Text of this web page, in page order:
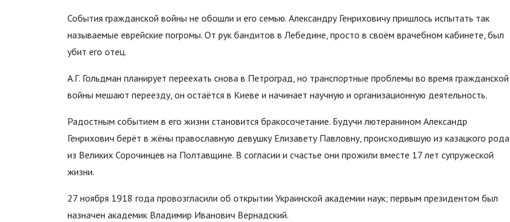
События гражданской войны не обошли и его семью. Александру Генриховичу пришлось испытать так
называемые еврейские погромы. От рук бандитов в Лебедине, просто в своём врачебном кабинете, был
убит его отец.
А.Г. Гольдман планирует переехать снова в Петроград, но транспортные проблемы во время гражданской
войны мешают переезду, он остаётся в Киеве и начинает научную и организационную деятельность.
Радостным событием в его жизни становится бракосочетание. Будучи лютеранином Александр
Генрихович берёт в жёны православную девушку Елизавету Павловну, происходившую из казацкого рода
из Великих Сорочинцев на Полтавщине. В согласии и счастье они прожили вместе 17 лет супружеской
жизни.
27 ноября 1918 года провозгласили об открытии Украинской академии наук; первым президентом был
назначен академик Владимир Иванович Вернадский.